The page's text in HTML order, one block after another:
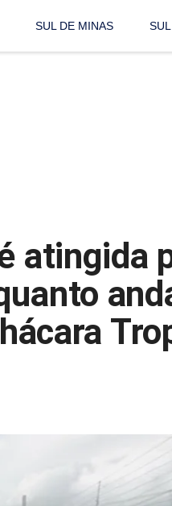
SUL DE MINAS
atingida